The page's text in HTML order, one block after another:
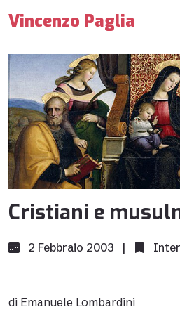
Vincenzo Paglia
Cristiani e
2 Febbraio 2003 |
di Emanuele Lombardini